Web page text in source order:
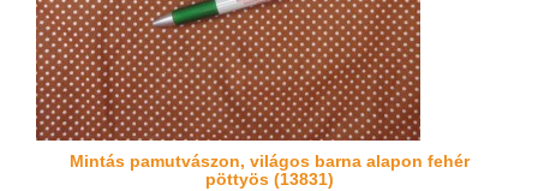
Mintás pamutvászon, világos barna alapon fehér
pöttyös (13831)